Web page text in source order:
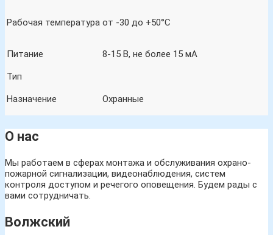
Рабочая температура от -30 до +50°С
Питание 8-15 В, не более 15 мА
Тип
Назначение Охранные
О нас
Мы работаем в сферах монтажа и обслуживания охрано-
пожарной сигнализации, видеонаблюдения, систем
контроля доступом и речегого оповещения. Будем рады с
вами сотрудничать.
Волжский